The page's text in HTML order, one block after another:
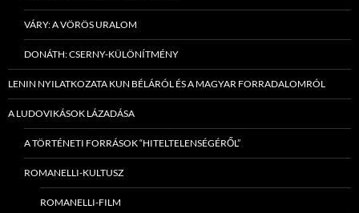
VÁRY: A VÖRÖS URALOM
DONÁTH: CSERNY-KÜLÖNÍTMÉNY
LENIN NYILATKOZATA KUN BÉLÁRÓL ÉS A MAGYAR FORRADALOMRÓL
A LUDOVIKÁSOK LÁZADÁSA
A TÖRTÉNETI FORRÁSOK “HITELTELENSÉGÉRŐL”
ROMANELLI-KULTUSZ
ROMANELLI-FILM